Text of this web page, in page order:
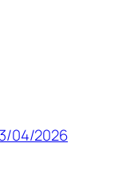
04/2026